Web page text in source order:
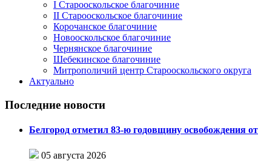
I Старооскольское благочиние
II Старооскольское благочиние
Корочанское благочиние
Новооскольское благочиние
Чернянское благочиние
Шебекинское благочиние
Митрополичий центр Старооскольского округа
Актуально
Последние новости
Белгород отметил 83-ю годовщину освобождения
05 августа 2026